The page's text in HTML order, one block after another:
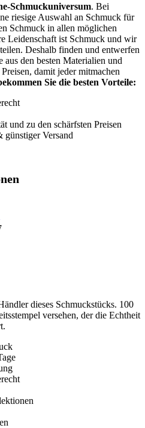
Schmuckuniversum. Bei
riesige Auswahl an Schmuck für
Schmuck in allen möglichen
Leidenschaft ist Schmuck und wir
Deshalb finden und entwerfen
den besten Materialien und
damit jeder mitmachen
Sie die besten Vorteile:
und zu den schärfsten Preisen
Versand
dieses Schmuckstücks. 100
versehen, der die Echtheit